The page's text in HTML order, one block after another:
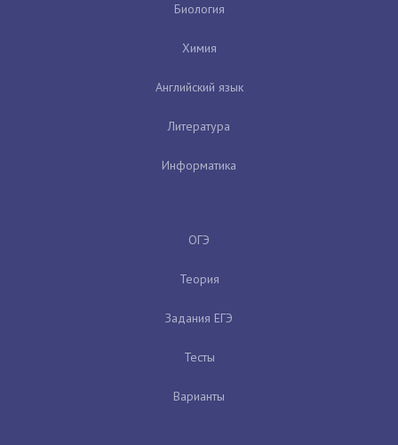
Биология
Химия
Английский язык
Литература
Информатика
ОГЭ
Теория
Задания ЕГЭ
Тесты
Варианты